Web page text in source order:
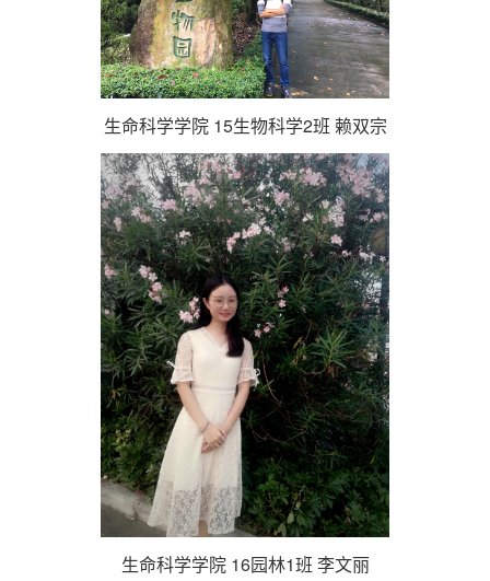
生命科学学院 15生物科学2班 赖双宗
生命科学学院 16园林1班 李文丽